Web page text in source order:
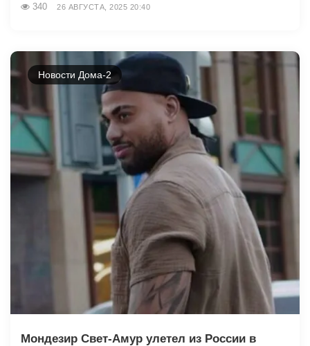
340 26 АВГУСТА, 2025 20:40
Новости Дома-2
Мондезир Свет-Амур улетел из России в